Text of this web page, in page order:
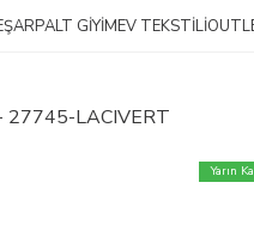
ALT GIYIMEV TEKSTILI
27745-LACIVERT
Yarın